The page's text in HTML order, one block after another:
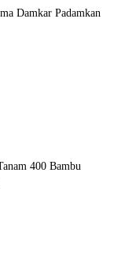
Damkar Padamkan
400 Bambu